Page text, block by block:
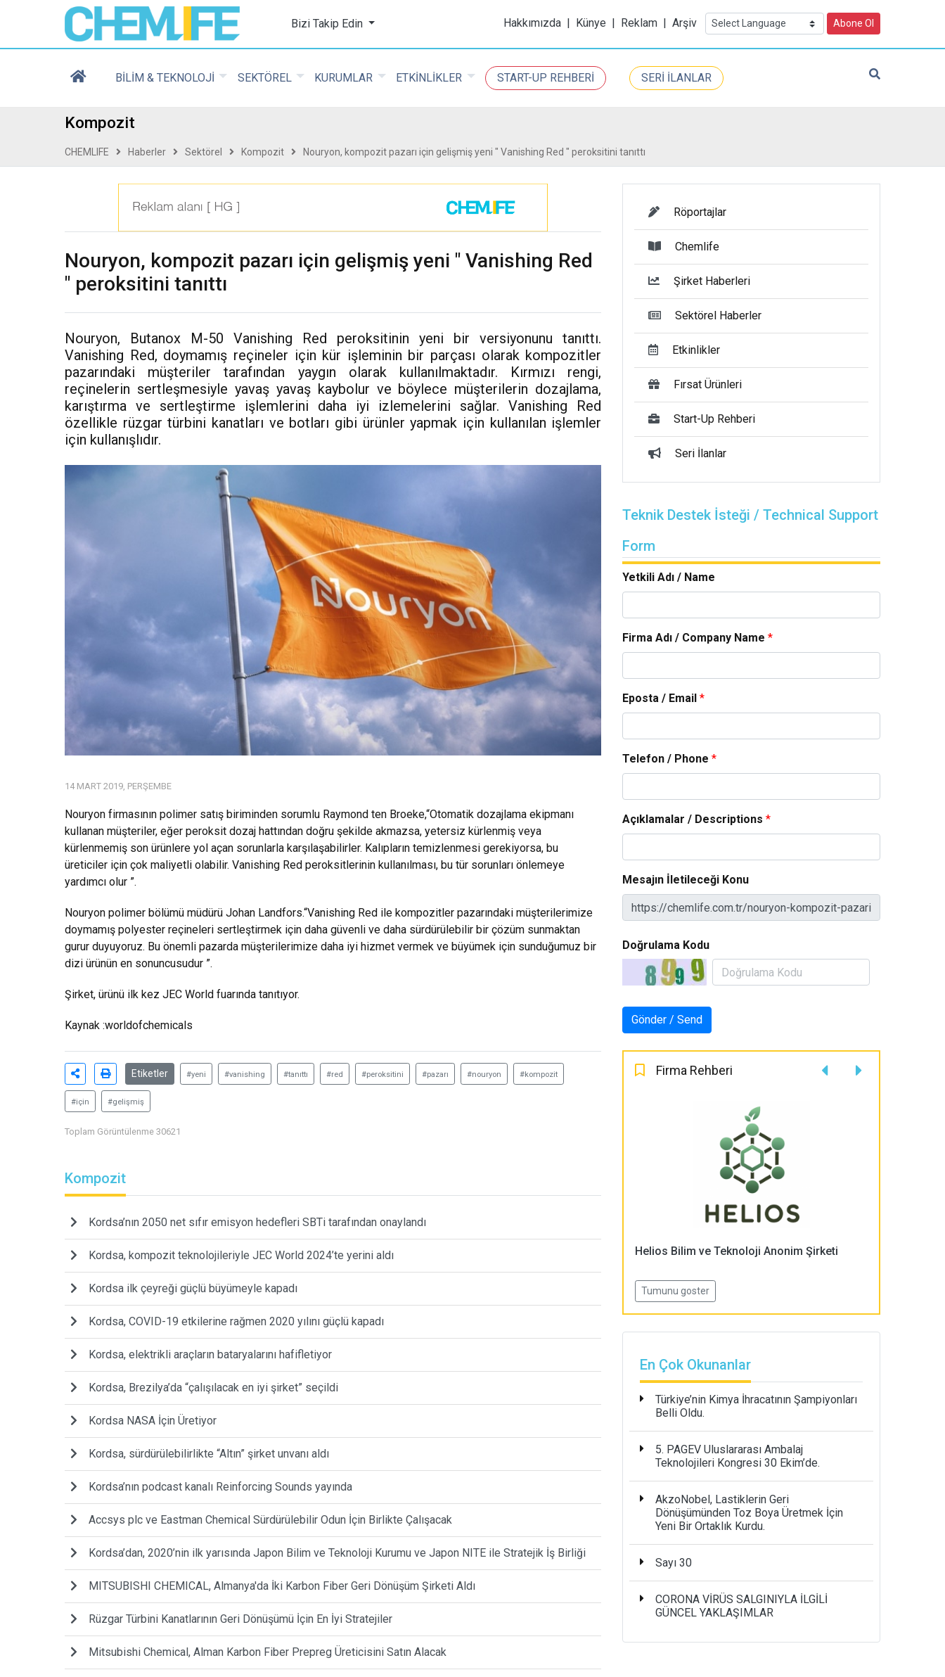
Chemlife - Basılı ve Dijital Kimya Dergisi
Bizi Takip Edin Hakkımızda | Künye | Reklam | Arşiv Abone Ol
BİLİM & TEKNOLOJİ SEKTÖREL KURUMLAR ETKİNLİKLER START-UP REHBERİ SERİ İLANLAR
Kompozit
CHEMLIFE Haberler Sektörel Kompozit Nouryon, kompozit pazarı için gelişmiş yeni " Vanishing Red " peroksitini tanıttı
Nouryon, kompozit pazarı için gelişmiş yeni " Vanishing Red
" peroksitini tanıttı
Nouryon, Butanox M-50 Vanishing Red peroksitinin yeni bir versiyonunu tanıttı.
Vanishing Red, doymamış reçineler için kür işleminin bir parçası olarak kompozitler
pazarındaki müşteriler tarafından yaygın olarak kullanılmaktadır. Kırmızı rengi,
reçinelerin sertleşmesiyle yavaş yavaş kaybolur ve böylece müşterilerin dozajlama,
karıştırma ve sertleştirme işlemlerini daha iyi izlemelerini sağlar. Vanishing Red
özellikle rüzgar türbini kanatları ve botları gibi ürünler yapmak için kullanılan işlemler
için kullanışlıdır.
14 MART 2019, PERŞEMBE
Nouryon firmasının polimer satış biriminden sorumlu Raymond ten Broeke,“Otomatik dozajlama ekipmanı
kullanan müşteriler, eğer peroksit dozaj hattından doğru şekilde akmazsa, yetersiz kürlenmiş veya
kürlenmemiş son ürünlere yol açan sorunlarla karşılaşabilirler. Kalıpların temizlenmesi gerekiyorsa, bu
üreticiler için çok maliyetli olabilir. Vanishing Red peroksitlerinin kullanılması, bu tür sorunları önlemeye
yardımcı olur ”.
Nouryon polimer bölümü müdürü Johan Landfors.“Vanishing Red ile kompozitler pazarındaki müşterilerimize
doymamış polyester reçineleri sertleştirmek için daha güvenli ve daha sürdürülebilir bir çözüm sunmaktan
gurur duyuyoruz. Bu önemli pazarda müşterilerimize daha iyi hizmet vermek ve büyümek için sunduğumuz bir
dizi ürünün en sonuncusudur ”.
Şirket, ürünü ilk kez JEC World fuarında tanıtıyor.
Kaynak :worldofchemicals
Etiketler #yeni #vanishing #tanıttı #red #peroksitini #pazarı #nouryon #kompozit
#için #gelişmiş
Toplam Görüntülenme 30621
Kompozit
Kordsa’nın 2050 net sıfır emisyon hedefleri SBTi tarafından onaylandı
Kordsa, kompozit teknolojileriyle JEC World 2024’te yerini aldı
Kordsa ilk çeyreği güçlü büyümeyle kapadı
Kordsa, COVID-19 etkilerine rağmen 2020 yılını güçlü kapadı
Kordsa, elektrikli araçların bataryalarını hafifletiyor
Kordsa, Brezilya’da “çalışılacak en iyi şirket” seçildi
Kordsa NASA İçin Üretiyor
Kordsa, sürdürülebilirlikte “Altın” şirket unvanı aldı
Kordsa’nın podcast kanalı Reinforcing Sounds yayında
Accsys plc ve Eastman Chemical Sürdürülebilir Odun İçin Birlikte Çalışacak
Kordsa’dan, 2020’nin ilk yarısında Japon Bilim ve Teknoloji Kurumu ve Japon NITE ile Stratejik İş Birliği
MITSUBISHI CHEMICAL, Almanya'da İki Karbon Fiber Geri Dönüşüm Şirketi Aldı
Rüzgar Türbini Kanatlarının Geri Dönüşümü İçin En İyi Stratejiler
Mitsubishi Chemical, Alman Karbon Fiber Prepreg Üreticisini Satın Alacak
Röportajlar
Chemlife
Şirket Haberleri
Sektörel Haberler
Etkinlikler
Fırsat Ürünleri
Start-Up Rehberi
Seri İlanlar
Teknik Destek İsteği / Technical Support
Form
Yetkili Adı / Name
Firma Adı / Company Name *
Eposta / Email *
Telefon / Phone *
Açıklamalar / Descriptions *
Mesajın İletileceği Konu
Doğrulama Kodu
Firma Rehberi
Helios Bilim ve Teknoloji Anonim Şirketi
Tumunu goster
En Çok Okunanlar
Türkiye’nin Kimya İhracatının Şampiyonları
Belli Oldu.
5. PAGEV Uluslararası Ambalaj
Teknolojileri Kongresi 30 Ekim’de.
AkzoNobel, Lastiklerin Geri
Dönüşümünden Toz Boya Üretmek İçin
Yeni Bir Ortaklık Kurdu.
Sayı 30
CORONA VİRÜS SALGINIYLA İLGİLİ
GÜNCEL YAKLAŞIMLAR